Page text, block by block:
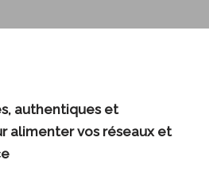
authentiques et
alimenter vos réseaux et